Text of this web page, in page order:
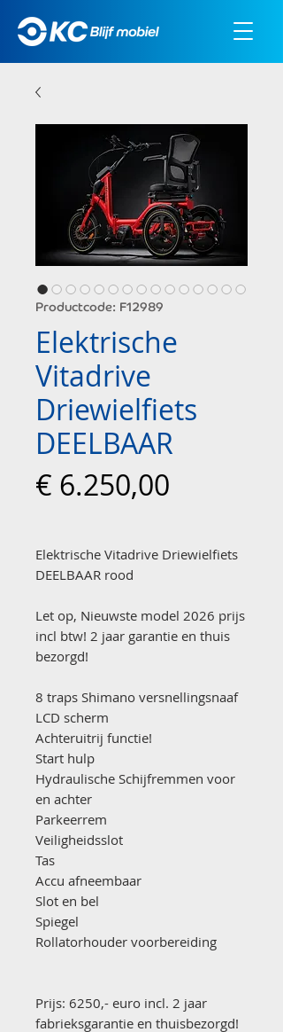
Productcode: F12989
Elektrische
Vitadrive
Driewielfiets
DEELBAAR
€ 6.250,00
Elektrische Vitadrive Driewielfiets
DEELBAAR rood
Let op, Nieuwste model 2026 prijs
incl btw! 2 jaar garantie en thuis
bezorgd!
8 traps Shimano versnellingsnaaf
LCD scherm
Achteruitrij functie!
Start hulp
Hydraulische Schijfremmen voor
en achter
Parkeerrem
Veiligheidsslot
Tas
Accu afneembaar
Slot en bel
Spiegel
Rollatorhouder voorbereiding
Prijs: 6250,- euro incl. 2 jaar
fabrieksgarantie en thuisbezorgd!